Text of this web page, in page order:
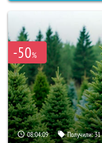
-50%
08:04:08 Получили:31